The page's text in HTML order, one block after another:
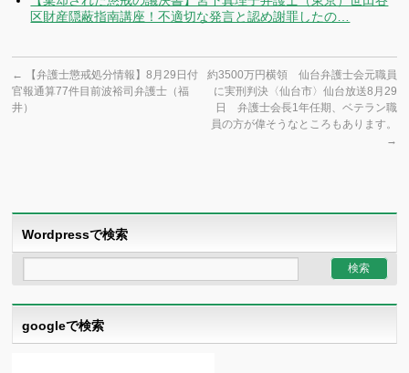
区財産隠蔽指南講座！不適切な発言と認め謝罪したの…
←
【弁護士懲戒処分情報】8月29日付
官報通算77件目前波裕司弁護士（福
井）
約3500万円横領 仙台弁護士会元職員
に実刑判決〈仙台市〉仙台放送8月29
日 弁護士会長1年任期、ベテラン職
員の方が偉そうなところもあります。
→
Wordpressで検索
googleで検索